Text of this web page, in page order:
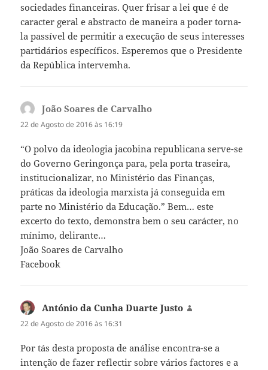
sociedades financeiras. Quer frisar a lei que é de
caracter geral e abstracto de maneira a poder torna-
la passível de permitir a execução de seus interesses
partidários específicos. Esperemos que o Presidente
da República intervemha.
João Soares de Carvalho
22 de Agosto de 2016 às 16:19
“O polvo da ideologia jacobina republicana serve-se
do Governo Geringonça para, pela porta traseira,
institucionalizar, no Ministério das Finanças,
práticas da ideologia marxista já conseguida em
parte no Ministério da Educação.” Bem… este
excerto do texto, demonstra bem o seu carácter, no
mínimo, delirante…
João Soares de Carvalho
Facebook
António da Cunha Duarte Justo
22 de Agosto de 2016 às 16:31
Por tás desta proposta de análise encontra-se a
intenção de fazer reflectir sobre vários factores e a